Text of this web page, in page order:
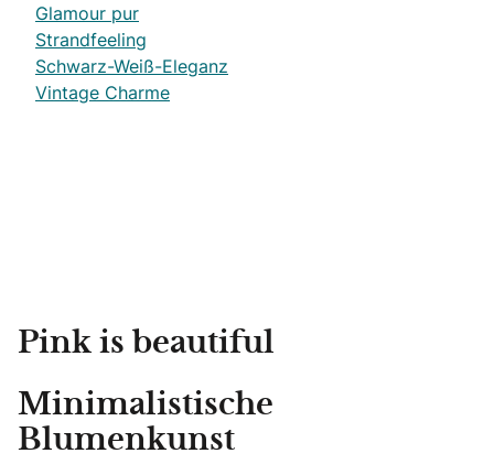
Glamour pur
Strandfeeling
Schwarz-Weiß-Eleganz
Vintage Charme
Pink is beautiful
Minimalistische
Blumenkunst